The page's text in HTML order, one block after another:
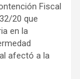
Fiscal
20 que
en la
afectó a la